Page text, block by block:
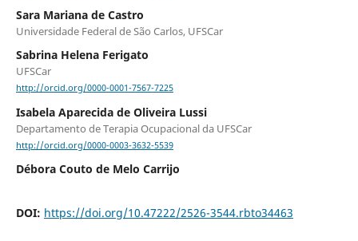
Sara Mariana de Castro
Universidade Federal de São Carlos, UFSCar
Sabrina Helena Ferigato
UFSCar
http://orcid.org/0000-0001-7567-7225
Isabela Aparecida de Oliveira Lussi
Departamento de Terapia Ocupacional da UFSCar
http://orcid.org/0000-0003-3632-5539
Débora Couto de Melo Carrijo
DOI: https://doi.org/10.47222/2526-3544.rbto34463